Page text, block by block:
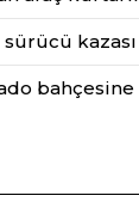
kazası